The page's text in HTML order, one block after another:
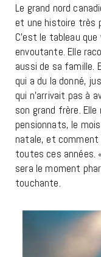
Le grand nord
et une histoire très
C’est le tableau
envoutante. Elle
aussi de sa famille.
qui a du la donné,
qui n’arrivait pas à
son grand frère.
pensionnats, le
natale, et comment
toutes ces années.
sera le moment
touchante.